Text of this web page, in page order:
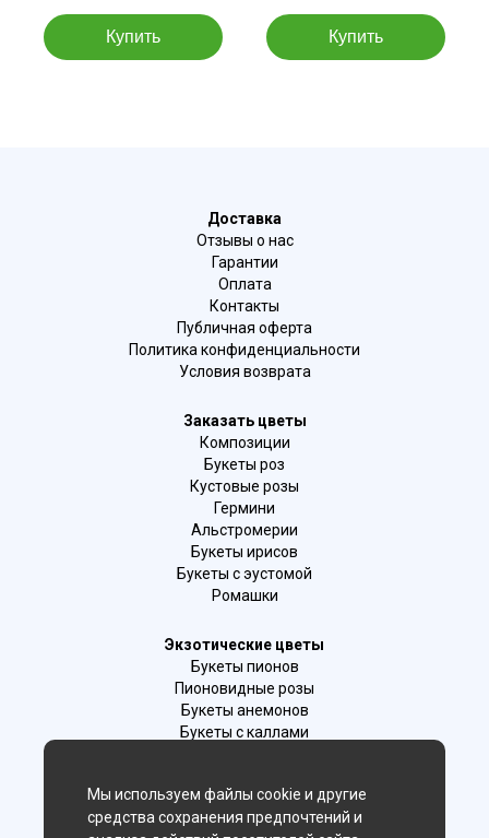
Доставка
Отзывы о нас
Гарантии
Оплата
Контакты
Публичная оферта
Политика конфиденциальности
Условия возврата
Заказать цветы
Композиции
Букеты роз
Кустовые розы
Гермини
Альстромерии
Букеты ирисов
Букеты с эустомой
Ромашки
Экзотические цветы
Букеты пионов
Пионовидные розы
Букеты анемонов
Букеты с каллами
Лаванда
Гиацинты
Мы используем файлы cookie и другие
средства сохранения предпочтений и